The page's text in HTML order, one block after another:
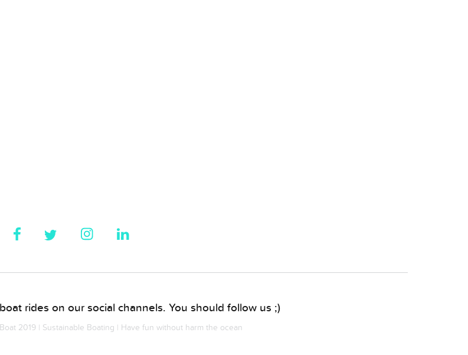
rides on our social channels. You should follow us ;)
2019 | Sustainable Boating | Have fun without harm the ocean